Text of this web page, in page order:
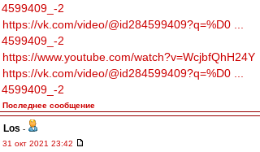
4599409_-2
https://vk.com/video/@id284599409?q=%D0 ...
4599409_-2
https://www.youtube.com/watch?v=WcjbfQhH24Y
https://vk.com/video/@id284599409?q=%D0 ...
4599409_-2
Последнее сообщение
Los -
31 окт 2021 23:42